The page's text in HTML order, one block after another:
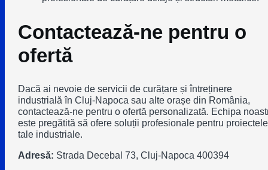
Contactează-ne pentru o
ofertă
Dacă ai nevoie de servicii de curățare și întreținere
industrială în Cluj-Napoca sau alte orașe din România,
contactează-ne pentru o ofertă personalizată. Echipa
este pregătită să ofere soluții profesionale pentru proiectele
tale industriale.
Adresă: Strada Decebal 73, Cluj-Napoca 400394